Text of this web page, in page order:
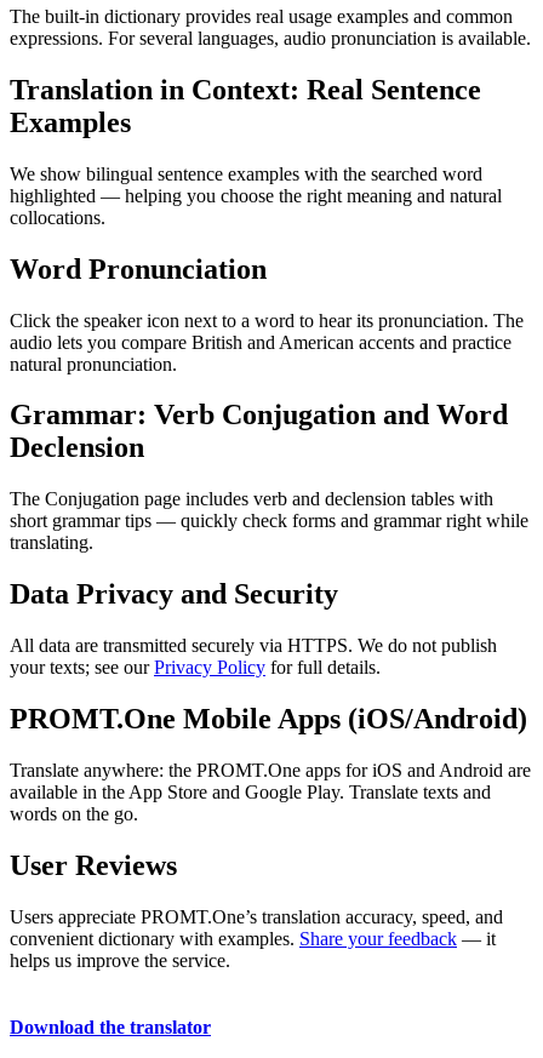
The built-in dictionary provides real usage examples and common
expressions. For several languages, audio pronunciation is available.
Translation in Context: Real Sentence
Examples
We show bilingual sentence examples with the searched word
highlighted — helping you choose the right meaning and natural
collocations.
Word Pronunciation
Click the speaker icon next to a word to hear its pronunciation. The
audio lets you compare British and American accents and practice
natural pronunciation.
Grammar: Verb Conjugation and Word
Declension
The Conjugation page includes verb and declension tables with
short grammar tips — quickly check forms and grammar right while
translating.
Data Privacy and Security
All data are transmitted securely via HTTPS. We do not publish
your texts; see ourPrivacy Policy for full details.
PROMT.One Mobile Apps (iOS/Android)
Translate anywhere: the PROMT.One apps for iOS and Android are
available in the App Store and Google Play. Translate texts and
words on the go.
User Reviews
Users appreciate PROMT.One’s translation accuracy, speed, and
convenient dictionary with examples. Share your feedback — it
helps us improve the service.
Download the translator